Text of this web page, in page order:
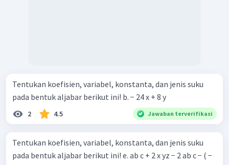
Tentukan koefisien, variabel, konstanta, dan jenis suku
pada bentuk aljabar berikut ini! b. − 24 x + 8 y
2 4.5 Jawaban terverifikasi
Tentukan koefisien, variabel, konstanta, dan jenis suku
pada bentuk aljabar berikut ini! e. ab c + 2 x yz − 2 ab c − ( −